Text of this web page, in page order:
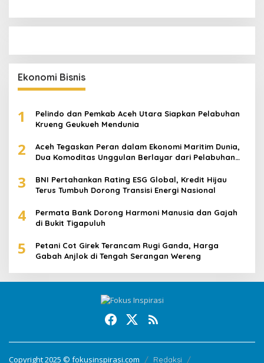
Ekonomi Bisnis
1
Pelindo dan Pemkab Aceh Utara Siapkan Pelabuhan
Krueng Geukueh Mendunia
2
Aceh Tegaskan Peran dalam Ekonomi Maritim Dunia,
Dua Komoditas Unggulan Berlayar dari Pelabuhan
3
BNI Pertahankan Rating ESG Global, Kredit Hijau
Terus Tumbuh Dorong Transisi Energi Nasional
4
Permata Bank Dorong Harmoni Manusia dan Gajah
di Bukit Tigapuluh
5
Petani Cot Girek Terancam Rugi Ganda, Harga
Gabah Anjlok di Tengah Serangan Wereng
Copyright 2025 © fokusinspirasi.com Redaksi